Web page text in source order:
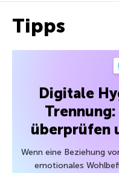
Tipps
Digitale
überprüfen
Wenn eine Beziehung
emotionales